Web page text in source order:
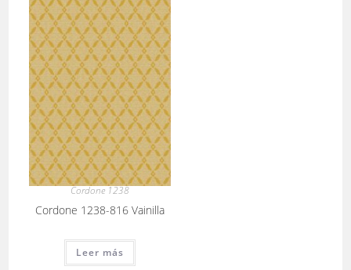
Cordone 1238
Cordone 1238-816 Vainilla
Leer más